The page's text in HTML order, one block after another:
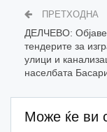
ПРЕТХОДНА
ДЕЛЧЕВО:
тендерите за
улици и
населбата
Може ќе ви